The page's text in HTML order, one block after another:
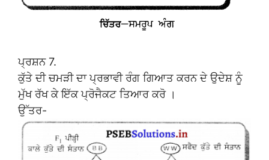
ਪ੍ਰਸ਼ਨ 7.
ਕੁੱਤੇ ਦੀ ਚਮੜੀ ਦਾ ਪ੍ਰਭਾਵੀ ਰੰਗ ਗਿਆਤ ਕਰਨ ਦੇ ਉਦੇਸ਼ ਨੂੰ
ਮੁੱਖ ਰੱਖ ਕੇ ਇੱਕ ਪ੍ਰੋਜੈਕਟ ਤਿਆਰ ਕਰੋ ।
ਉੱਤਰ-